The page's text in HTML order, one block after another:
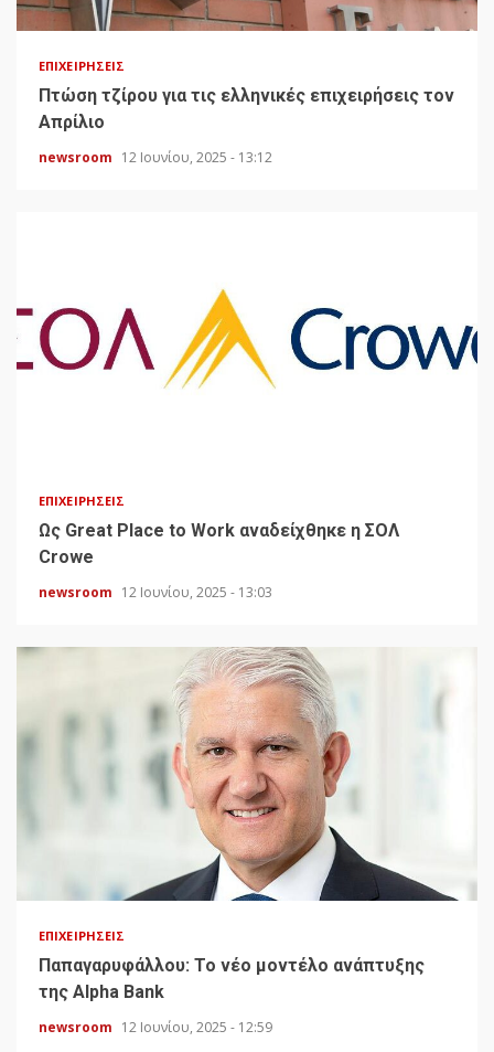
ΕΠΙΧΕΙΡΉΣΕΙΣ
Πτώση τζίρου για τις ελληνικές επιχειρήσεις τον
Απρίλιο
newsroom 12 Ιουνίου, 2025 - 13:12
ΕΠΙΧΕΙΡΉΣΕΙΣ
Ως Great Place to Work αναδείχθηκε η ΣΟΛ
Crowe
newsroom 12 Ιουνίου, 2025 - 13:03
ΕΠΙΧΕΙΡΉΣΕΙΣ
Παπαγαρυφάλλου: Το νέο μοντέλο ανάπτυξης
της Alpha Bank
newsroom 12 Ιουνίου, 2025 - 12:59